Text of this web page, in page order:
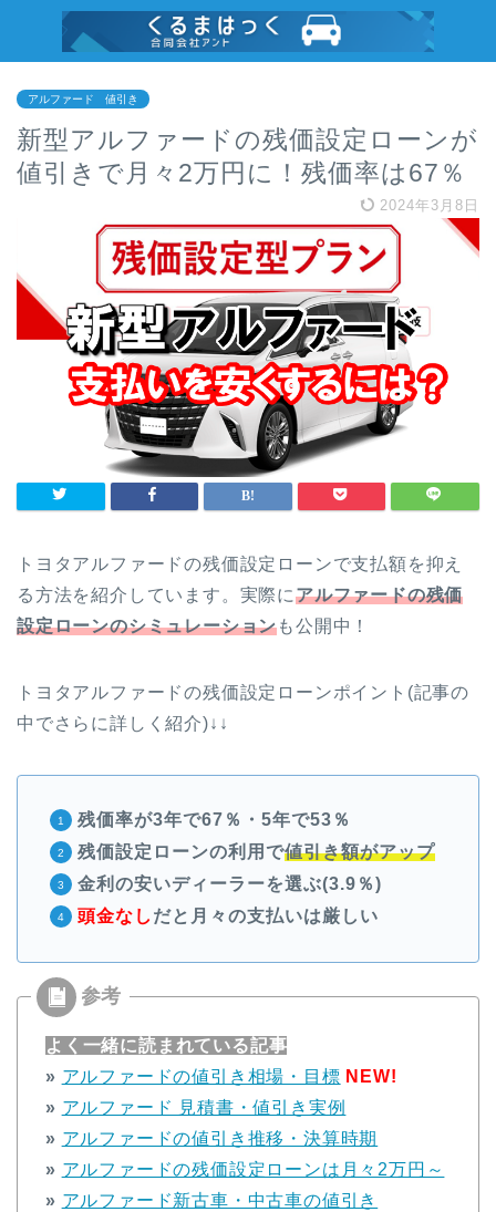
アルファード 値引き
新型アルファードの残価設定ローンが
値引きで月々2万円に！残価率は67％
2024年3月8日
トヨタアルファードの残価設定ローンで支払額を抑え
る方法を紹介しています。実際にアルファードの残価
設定ローンのシミュレーションも公開中！
トヨタアルファードの残価設定ローンポイント(記事の
中でさらに詳しく紹介)↓↓
残価率が3年で67％・5年で53％
残価設定ローンの利用で値引き額がアップ
金利の安いディーラーを選ぶ(3.9％)
頭金なし だと月々の支払いは厳しい
よく一緒に読まれている記事
» アルファードの値引き相場・目標 NEW!
» アルファード 見積書・値引き実例
» アルファードの値引き推移・決算時期
» アルファードの残価設定ローンは月々2万円～
» アルファード新古車・中古車の値引き